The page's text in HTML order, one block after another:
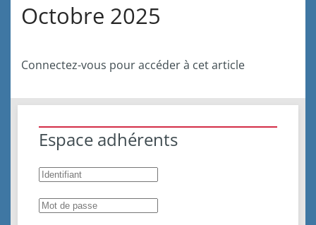
Octobre 2025
Connectez-vous pour accéder à cet article
Espace adhérents